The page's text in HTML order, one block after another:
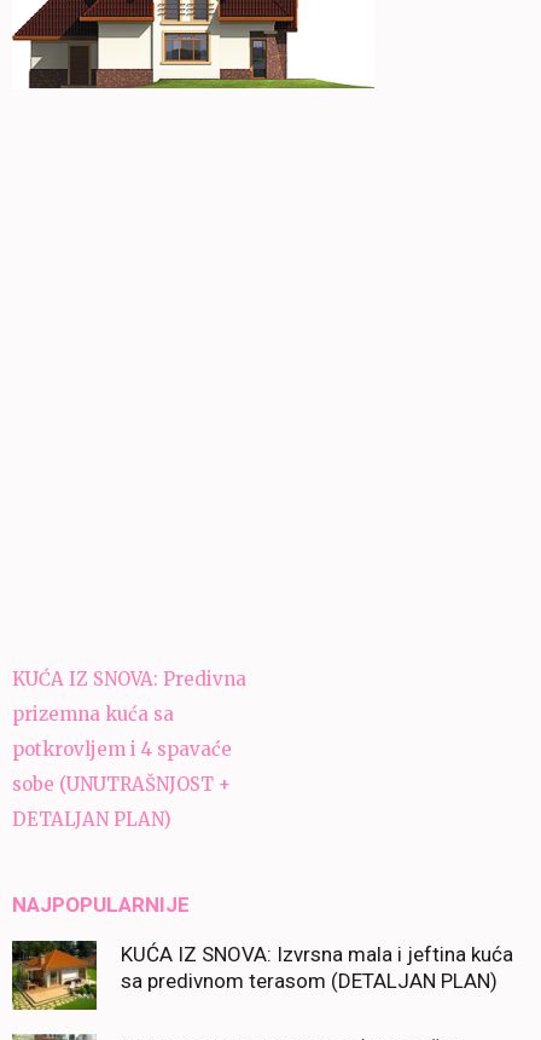
Navigacija
članaka
KUĆA IZ SNOVA: Predivna
prizemna kuća sa
potkrovljem i 4 spavaće
sobe (UNUTRAŠNJOST +
DETALJAN PLAN)
NAJPOPULARNIJE
KUĆA IZ SNOVA: Izvrsna mala i jeftina kuća
sa predivnom terasom (DETALJAN PLAN)